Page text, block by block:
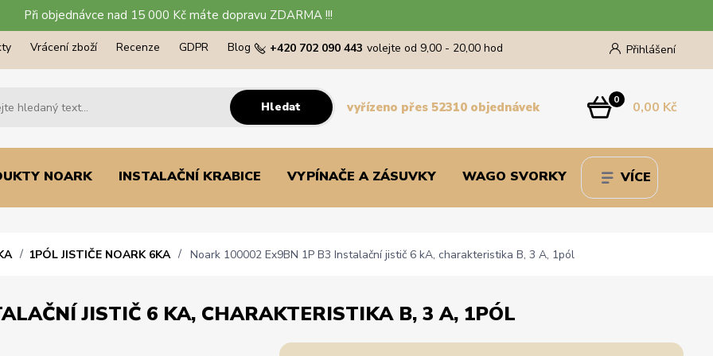
Při objednávce nad 15 000 Kč máte dopravu ZDARMA !!!
Vrácení zboží Recenze GDPR Blog Přihlášení
Hledat
+420 702 090 443 volejte od 9,00 - 20,00 hod
0 0,00 Kč
vyřízeno přes 52310 objednávek
NOARK INSTALAČNÍ KRABICE VYPÍNAČE A ZÁSUVKY WAGO SVORKY VÍCE
1PÓL JISTIČE NOARK 6KA Noark 100002 Ex9BN 1P B3 Instalační jistič 6 kA, charakteristika B, 3 A, 1pól
JISTIČ 6 KA, CHARAKTERISTIKA B, 3 A, 1PÓL